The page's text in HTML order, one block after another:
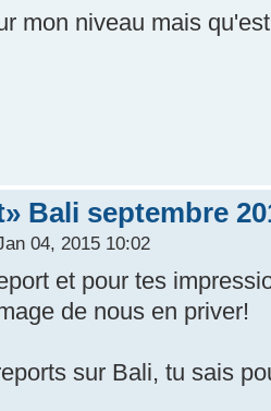
mon niveau mais
Bali septembre
04, 2015 10:02
et pour tes
de nous en priver!
sur Bali, tu sais